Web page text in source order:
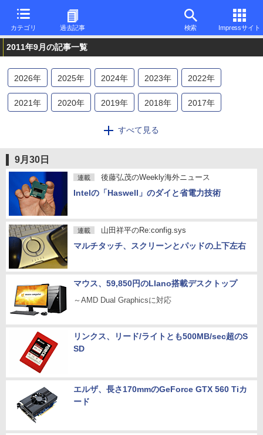
カテゴリ 過去記事 検索 Impressサイト
2011年9月の記事一覧
2026年 2025年 2024年 2023年 2022年
2021年 2020年 2019年 2018年 2017年
2014年 2013
2006年 年 2004年 2003年 2002年
2001 年 2000
1996年
すべて見る
9月30日
連載 後藤弘茂のWeekly海外ニュース
Intelの「Haswell」のダイと省電力技術
連載 山田祥平のRe:config.sys
マルチタッチ、スクリーンとパッドの上下左右
マウス、59,850円のLlano搭載デスクトップ
～AMD Dual Graphicsに対応
リンクス、リード/ライトとも500MB/sec超のS
SD
エルザ、長さ170mmのGeForce GTX 560 Tiカ
ード